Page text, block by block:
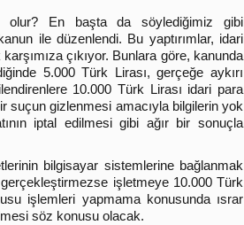
olur? En başta da söylediğimiz gibi
ile düzenlendi. Bu yaptırımlar, idari
çıkıyor. Bunlara göre, kanunda
5.000 Türk Lirası, gerçeğe aykırı
10.000 Türk Lirası idari para
suçun gizlenmesi amacıyla bilgilerin yok
iptal edilmesi gibi ağır bir sonuçla
bilgisayar sistemlerine bağlanmak
işletmeye 10.000 Türk
işlemleri yapmama konusunda ısrar
söz konusu olacak.